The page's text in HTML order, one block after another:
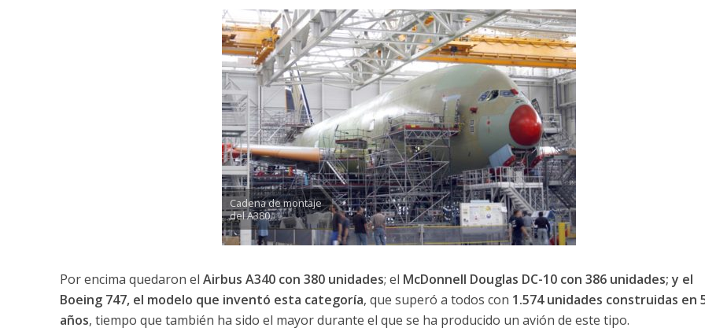
Cadena de montaje
del A380.
Por encima quedaron el Airbus A340 con 380 unidades; el McDonnell Douglas DC-10 con 386 unidades; y el
Boeing 747, el modelo que inventó esta categoría, que superó a todos con 1.574 unidades construidas en
años, tiempo que también ha sido el mayor durante el que se ha producido un avión de este tipo.